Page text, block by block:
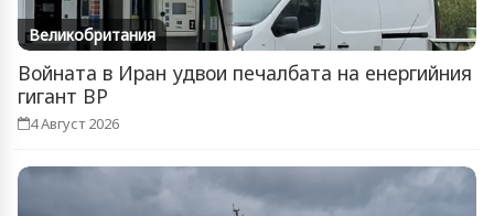
Великобритания
Войната в Иран удвои печалбата на енергийния
гигант BP
4 Август 2026